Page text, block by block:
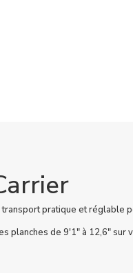
pratique et réglable
planches de 9'1" à 12,6" sur